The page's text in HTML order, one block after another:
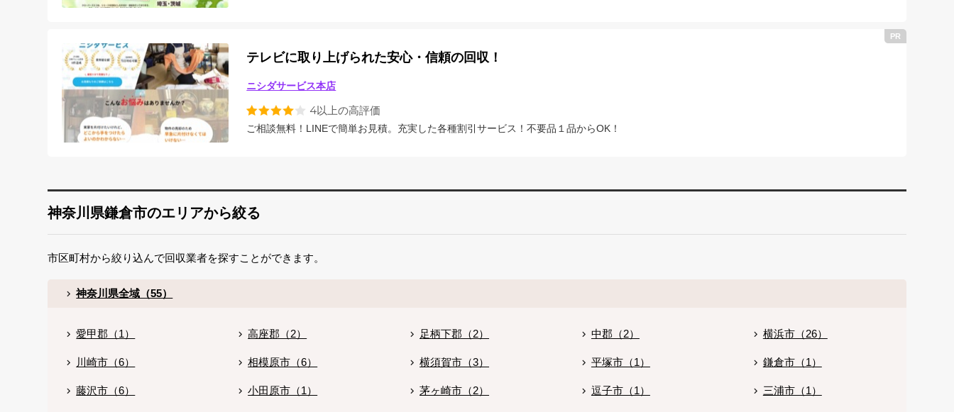
テレビに取り上げられた安心・信頼の回収！
ニシダサービス本店
4以上の高評価
ご相談無料！LINEで簡単お見積。充実した各種割引サービス！不要品１品からOK！
神奈川県鎌倉市のエリアから絞る
市区町村から絞り込んで回収業者を探すことができます。
神奈川県全域（55）
愛甲郡（1） 高座郡（2） 足柄下郡（2） 中郡（2） 横浜市（26）
川崎市（6） 相模原市（6） 横須賀市（3） 平塚市（1） 鎌倉市（1）
藤沢市（6） 小田原市（1） 茅ヶ崎市（2） 逗子市（1） 三浦市（1）